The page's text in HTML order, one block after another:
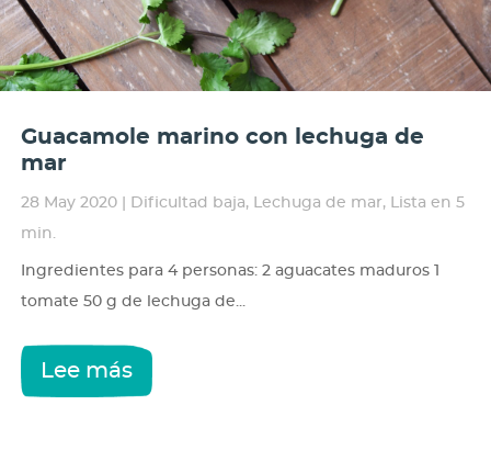
Guacamole marino con lechuga de
mar
28 May 2020 Dificultad baja, Lechuga de mar, Lista en 5
min.
Ingredientes para 4 personas: 2 aguacates maduros 1
tomate 50 g de lechuga de...
Lee más